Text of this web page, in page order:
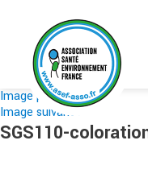
Image précédente
Image suivante
SGS110-